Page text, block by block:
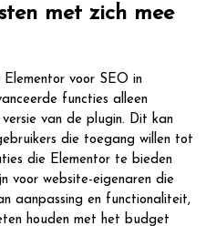
met zich mee
voor SEO in
functies alleen
van de plugin. Dit kan
die toegang willen tot
die Elementor te bieden
voor website-eigenaren die
aanpassing en functionaliteit,
houden met het budget